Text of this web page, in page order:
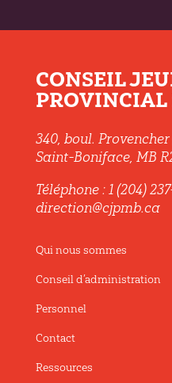
CONSEIL
340, boul. Provencher
Saint-Boniface, MB
Téléphone : 1 (204)
direction@cjpmb.ca
Qui nous sommes
Conseil d’administration
Personnel
Contact
Ressources